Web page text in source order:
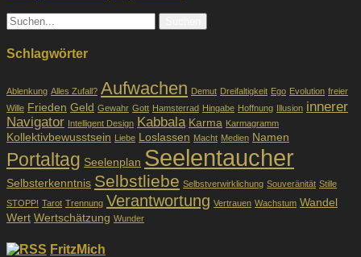
Suche
nach:
Schlagwörter
Ablenkung Alles Zufall? Aufwachen Demut Dreifaltigkeit Ego Evolution freier
Wille Frieden Geld Gewahr Gott Hamsterrad Hingabe Hoffnung Illusion innerer
Navigator Intelligent Design Kabbala Karma Karmagramm
Kollektivbewusstsein Liebe Loslassen Macht Medien Namen
Portaltag Seelenplan Seelentaucher
Selbsterkenntnis Selbstliebe Selbstverwirklichung Souveränität Stille
STOPP! Tarot Trennung Verantwortung Vertrauen Wachstum Wandel
Wert Wertschätzung Wunder
FritzMich